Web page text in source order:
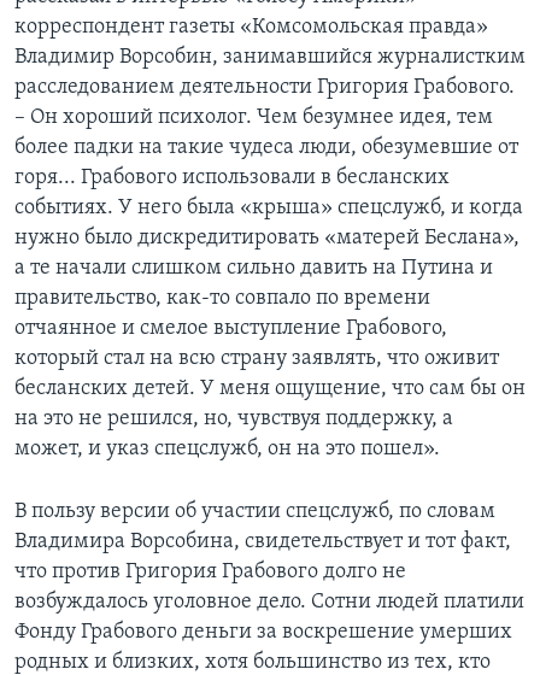
корреспондент газеты «Комсомольская правда»
Владимир Ворсобин, занимавшийся журналистким
расследованием деятельности Григория Грабового.
– Он хороший психолог. Чем безумнее идея, тем
более падки на такие чудеса люди, обезумевшие от
горя... Грабового использовали в бесланских
событиях. У него была «крыша» спецслужб, и когда
нужно было дискредитировать «матерей Беслана»,
а те начали слишком сильно давить на Путина и
правительство, как-то совпало по времени
отчаянное и смелое выступление Грабового,
который стал на всю страну заявлять, что оживит
бесланских детей. У меня ощущение, что сам бы он
на это не решился, но, чувствуя поддержку, а
может, и указ спецслужб, он на это пошел».
В пользу версии об участии спецслужб, по словам
Владимира Ворсобина, свидетельствует и тот факт,
что против Григория Грабового долго не
возбуждалось уголовное дело. Сотни людей платили
Фонду Грабового деньги за воскрешение умерших
родных и близких, хотя большинство из тех, кто